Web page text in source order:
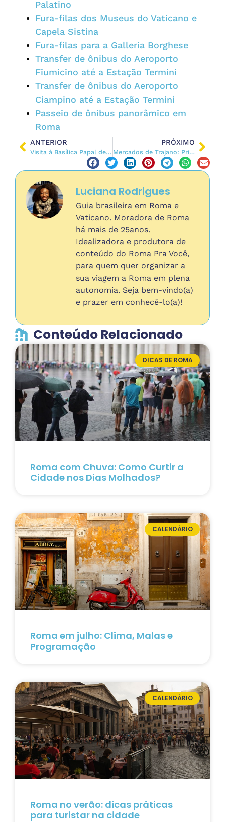
Palatino
Fura-filas dos Museus do Vaticano e
Capela Sistina
Fura-filas para a Galleria Borghese
Transfer de ônibus do Aeroporto
Fiumicino até a Estação Termini
Transfer de ônibus do Aeroporto
Ciampino até a Estação Termini
Passeio de ônibus panorâmico em
Roma
ANTERIOR
Visita à Basílica Papal de Santa Maria Maggiore
PRÓXIMO
Mercados de Trajano: Primeiro Centro Comercial do Mundo
Luciana Rodrigues
Guia brasileira em Roma e
Vaticano. Moradora de Roma
há mais de 25anos.
Idealizadora e produtora de
conteúdo do Roma Pra Você,
para quem quer organizar a
sua viagem a Roma em plena
autonomia. Seja bem-vindo(a)
e prazer em conhecê-lo(a)!
Conteúdo Relacionado
DICAS DE ROMA
Roma com Chuva: Como Curtir a
Cidade nos Dias Molhados?
CALENDÁRIO
Roma em julho: Clima, Malas e
Programação
CALENDÁRIO
Roma no verão: dicas práticas
para turistar na cidade